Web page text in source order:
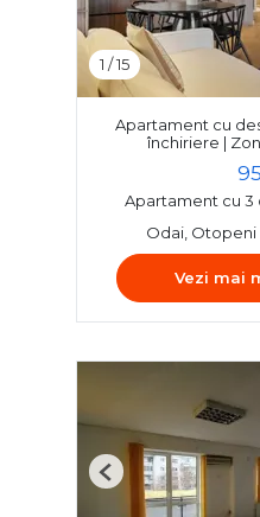
1 /15
Apartament cu
închiriere |
Apartament cu 3
Odai, Otopeni
Vezi mai
Previous